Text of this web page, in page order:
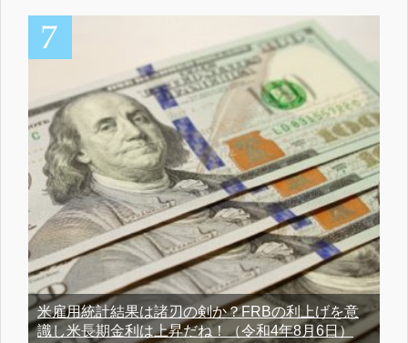
米雇用統計結果は諸刃の剣か？FRBの利上げを意
識し米長期金利は上昇だね！（令和4年8月6日）